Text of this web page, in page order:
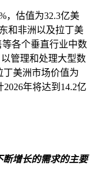
，估值为32.3亿美
和非洲以及拉丁美
各个垂直行业中数
管理和处理大型数
丁美洲市场价值为
年将达到14.2亿
增长的需求的主要